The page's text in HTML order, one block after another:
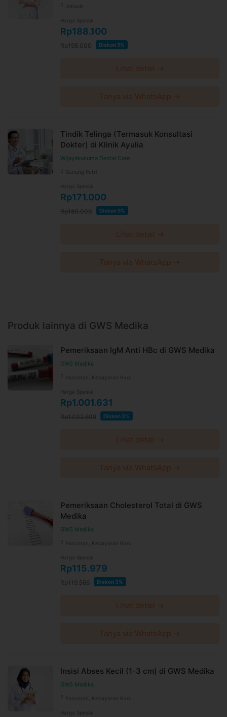
tanpa pemberitahuan dan berlaku untuk pembelian
Harga paket sudah termasuk biaya administrasi, convenience
fee, biaya pemeliharaan platform.
Jatiasih
Harga Spesial
Rp188.100
Rp198.000 Diskon 5%
Lihat detail →
Tanya via WhatsApp →
Tindik Telinga (Termasuk Konsultasi
Dokter) di Klinik Ayulia
Wijayakusuma Dental Care
Gunung Putri
Harga Spesial
Rp171.000
Rp180.000 Diskon 5%
Lihat detail →
Tanya via WhatsApp →
Produk lainnya di GWS Medika
Pemeriksaan IgM Anti HBc di GWS Medika
GWS Medika
Pancoran, Kebayoran Baru
Harga Spesial
Rp1.001.631
Rp1.032.609 Diskon 3%
Lihat detail →
Tanya via WhatsApp →
Pemeriksaan Cholesterol Total di GWS
Medika
GWS Medika
Pancoran, Kebayoran Baru
Harga Spesial
Rp115.979
Rp119.566 Diskon 3%
Lihat detail →
Tanya via WhatsApp →
Insisi Abses Kecil (1-3 cm) di GWS Medika
GWS Medika
Pancoran, Kebayoran Baru
Harga Spesial